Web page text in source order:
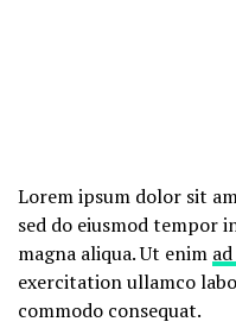
Lorem ipsum dolor sit
sed do eiusmod tempor
magna aliqua. Ut enim
exercitation ullamco
commodo consequat.